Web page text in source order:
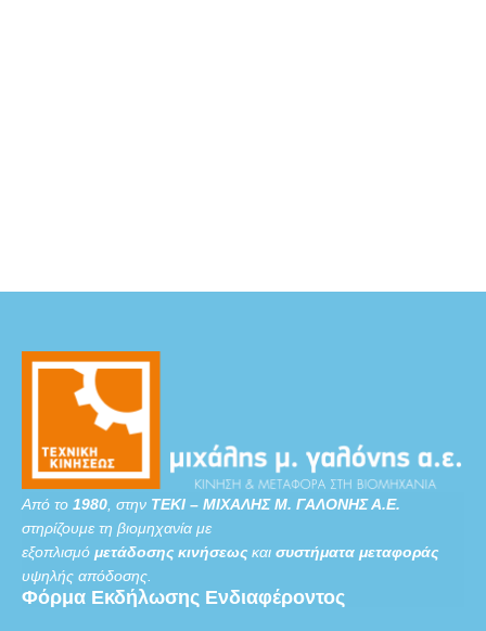
Από το 1980 , στην ΤΕΚΙ – ΜΙΧΑΛΗΣ Μ. ΓΑΛΟΝΗΣ Α.Ε.
στηρίζουμε τη βιομηχανία με
εξοπλισμό μετάδοσης κινήσεως και συστήματα μεταφοράς
υψηλής απόδοσης.
Φόρμα Εκδήλωσης Ενδιαφέροντος